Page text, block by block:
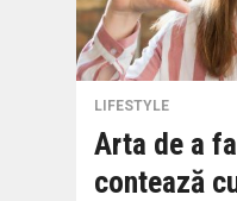
LIFESTYLE
Arta de a
contează